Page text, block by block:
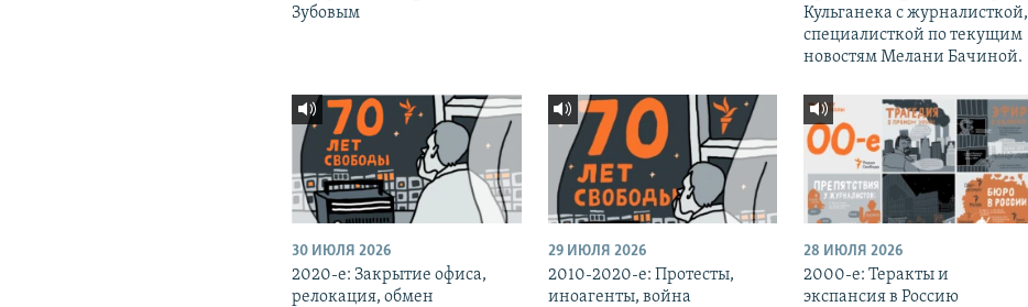
Зубовым
Кульганека с журналисткой,
специалисткой по текущим
новостям Мелани Бачиной.
30 ИЮЛЯ 2026
2020-е: Закрытие офиса,
релокация, обмен
29 ИЮЛЯ 2026
2010-2020-е: Протесты,
иноагенты, война
28 ИЮЛЯ 2026
2000-е: Теракты и
экспансия в Россию